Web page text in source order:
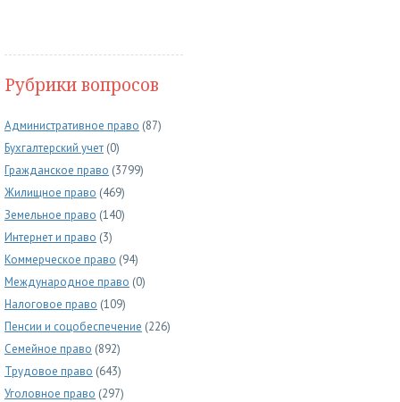
Рубрики вопросов
Административное право (87)
Бухгалтерский учет (0)
Гражданское право (3799)
Жилищное право (469)
Земельное право (140)
Интернет и право (3)
Коммерческое право (94)
Международное право (0)
Налоговое право (109)
Пенсии и соцобеспечение (226)
Семейное право (892)
Трудовое право (643)
Уголовное право (297)